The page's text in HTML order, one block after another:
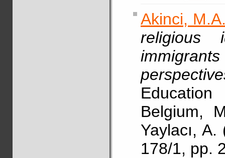
Akinci,
religious
Belgium,
Yaylacı,
178/1, pp.